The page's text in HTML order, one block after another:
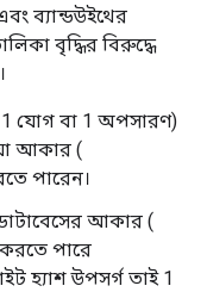
ব্যান্ডউইথের
বৃদ্ধির বিরুদ্ধে
= 1 যোগ বা 1 অপসারণ)
আকার (
পারেন।
ডাটাবেসের আকার (
করতে পারে
হ্যাশ উপসর্গ তাই 1